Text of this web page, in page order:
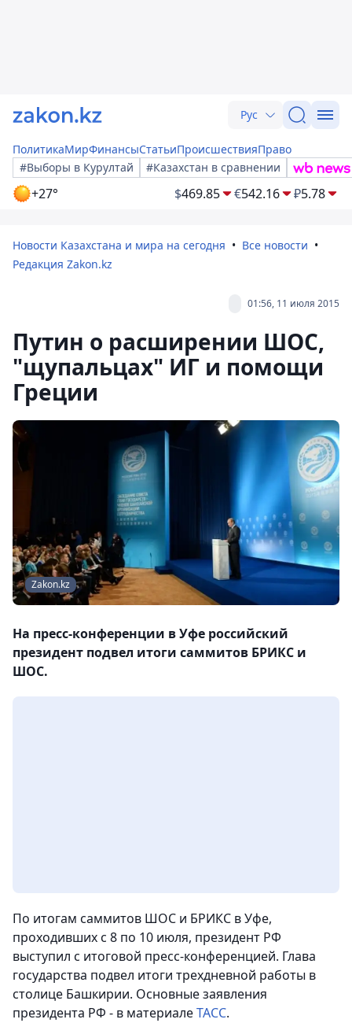
Рус
ПолитикаМирФинансыСтатьиПроисшествияПраво
#Выборы в Курултай
#Казахстан в сравнении
+27° $469.85 €542.16 ₽5.78
Новости Казахстана и мира на сегодня
Все новости
Редакция Zakon.kz
01:56, 11 июля 2015
Путин о расширении ШОС,
"щупальцах" ИГ и помощи
Греции
Zakon.kz
На пресс-конференции в Уфе российский
президент подвел итоги саммитов БРИКС и
ШОС.
По итогам саммитов ШОС и БРИКС в Уфе,
проходивших с 8 по 10 июля, президент РФ
выступил с итоговой пресс-конференцией. Глава
государства подвел итоги трехдневной работы в
столице Башкирии. Основные заявления
президента РФ - в материалеТАСС.